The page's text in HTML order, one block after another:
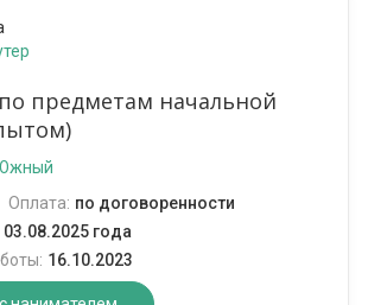
предметам начальной
Оплата: по договоренности
03.08.2025 года
16.10.2023